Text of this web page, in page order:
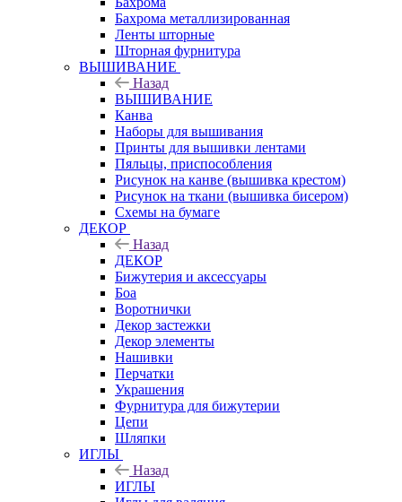
Бахрома металлизированная
Ленты шторные
Шторная фурнитура
ВЫШИВАНИЕ
Назад
ВЫШИВАНИЕ
Канва
Наборы для вышивания
Принты для вышивки лентами
Пяльцы, приспособления
Рисунок на канве (вышивка крестом)
Рисунок на ткани (вышивка бисером)
Схемы на бумаге
ДЕКОР
Назад
ДЕКОР
Бижутерия и аксессуары
Боа
Воротнички
Декор застежки
Декор элементы
Нашивки
Перчатки
Украшения
Фурнитура для бижутерии
Цепи
Шляпки
ИГЛЫ
Назад
ИГЛЫ